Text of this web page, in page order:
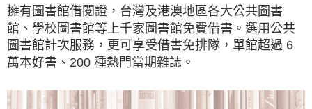
擁有圖書館借閱證，台灣及港澳地區各大公共圖書
館、學校圖書館等上千家圖書館免費借書。選用公共
圖書館計次服務，更可享受借書免排隊，單館超過 6
萬本好書、200 種熱門當期雜誌。